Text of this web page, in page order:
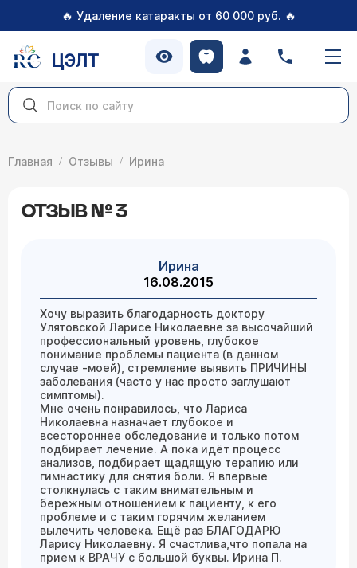
🔥 Удаление катаракты от 60 000 руб. 🔥
ЦЭЛТ
Главная Отзывы Ирина
ОТЗЫВ № 3
Ирина
16.08.2015
Хочу выразить благодарность доктору
Улятовской Ларисе Николаевне за высочайший
профессиональный уровень, глубокое
понимание проблемы пациента (в данном
случае -моей), стремление выявить ПРИЧИНЫ
заболевания (часто у нас просто заглушают
симптомы).
Мне очень понравилось, что Лариса
Николаевна назначает глубокое и
всестороннее обследование и только потом
подбирает лечение. А пока идёт процесс
анализов, подбирает щадящую терапию или
гимнастику для снятия боли. Я впервые
столкнулась с таким внимательным и
бережным отношением к пациенту, к его
проблеме и с таким горячим желанием
вылечить человека. Ещё раз БЛАГОДАРЮ
Ларису Николаевну. Я счастлива,что попала на
прием к ВРАЧУ с большой буквы. Ирина П.